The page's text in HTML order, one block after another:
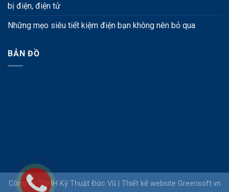
bị điện, điện tử
Những mẹo siêu tiết kiệm điện bạn không nên bỏ qua
BẢN ĐỒ
Công Ty TNHH Kỹ Thuật Đức Vũ | Thiết kế website Greensoft.vn